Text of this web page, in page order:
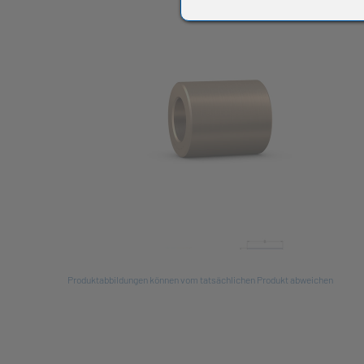
Produktabbildungen können vom tatsächlichen Produkt abweichen